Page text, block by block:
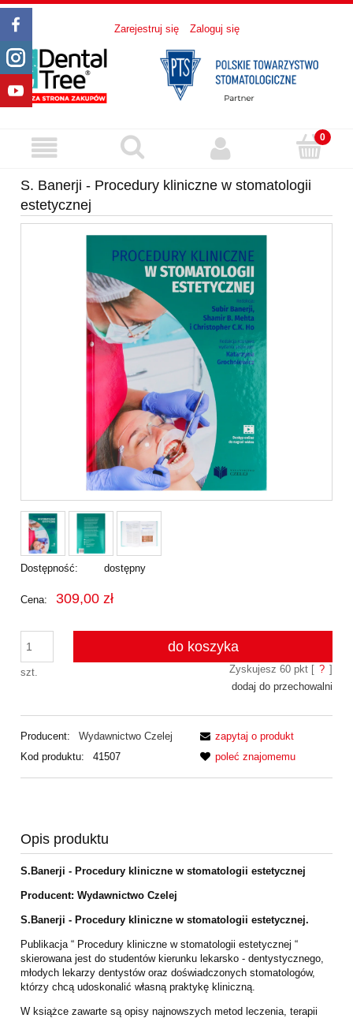
Zarejestruj się Zaloguj się
S. Banerji - Procedury kliniczne w stomatologii
estetycznej
Dostępność: dostępny
Cena: 309,00 zł
szt.
do koszyka
Zyskujesz 60pkt [ ? ]
dodaj do przechowalni
Producent:
Wydawnictwo Czelej
Kod produktu:
41507
zapytaj o produkt
poleć znajomemu
Opis produktu
S.Banerji - Procedury kliniczne w stomatologii estetycznej
Producent: Wydawnictwo Czelej
S.Banerji - Procedury kliniczne w stomatologii estetycznej.
Publikacja “ Procedury kliniczne w stomatologii estetycznej “
skierowana jest do studentów kierunku lekarsko - dentystycznego,
młodych lekarzy dentystów oraz doświadczonych stomatologów,
którzy chcą udoskonalić własną praktykę kliniczną.
W książce zawarte są opisy najnowszych metod leczenia, terapii